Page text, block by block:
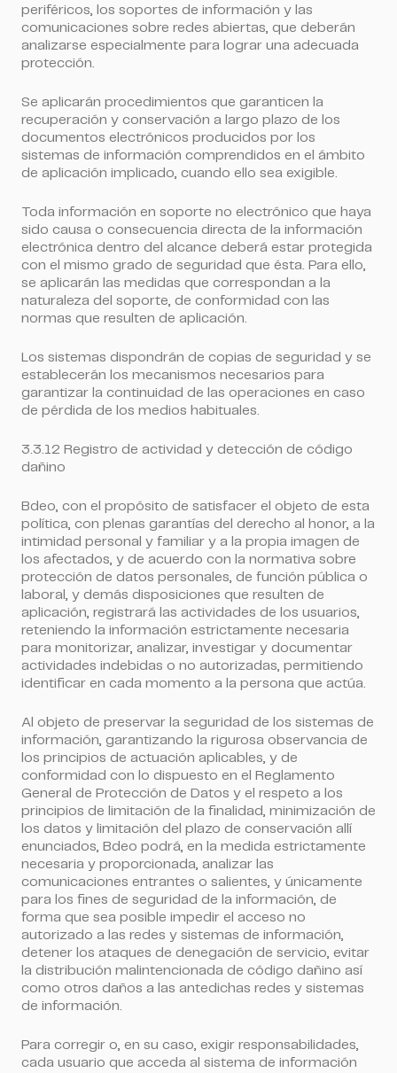
periféricos, los soportes de información y las
comunicaciones sobre redes abiertas, que deberán
analizarse especialmente para lograr una adecuada
protección.
Se aplicarán procedimientos que garanticen la
recuperación y conservación a largo plazo de los
documentos electrónicos producidos por los
sistemas de información comprendidos en el ámbito
de aplicación implicado, cuando ello sea exigible.
Toda información en soporte no electrónico que haya
sido causa o consecuencia directa de la información
electrónica dentro del alcance deberá estar protegida
con el mismo grado de seguridad que ésta. Para ello,
se aplicarán las medidas que correspondan a la
naturaleza del soporte, de conformidad con las
normas que resulten de aplicación.
Los sistemas dispondrán de copias de seguridad y se
establecerán los mecanismos necesarios para
garantizar la continuidad de las operaciones en caso
de pérdida de los medios habituales.
3.3.12 Registro de actividad y detección de código
dañino
Bdeo, con el propósito de satisfacer el objeto de esta
política, con plenas garantías del derecho al honor, a la
intimidad personal y familiar y a la propia imagen de
los afectados, y de acuerdo con la normativa sobre
protección de datos personales, de función pública o
laboral, y demás disposiciones que resulten de
aplicación, registrará las actividades de los usuarios,
reteniendo la información estrictamente necesaria
para monitorizar, analizar, investigar y documentar
actividades indebidas o no autorizadas, permitiendo
identificar en cada momento a la persona que actúa.
Al objeto de preservar la seguridad de los sistemas de
información, garantizando la rigurosa observancia de
los principios de actuación aplicables, y de
conformidad con lo dispuesto en el Reglamento
General de Protección de Datos y el respeto a los
principios de limitación de la finalidad, minimización de
los datos y limitación del plazo de conservación allí
enunciados, Bdeo podrá, en la medida estrictamente
necesaria y proporcionada, analizar las
comunicaciones entrantes o salientes, y únicamente
para los fines de seguridad de la información, de
forma que sea posible impedir el acceso no
autorizado a las redes y sistemas de información,
detener los ataques de denegación de servicio, evitar
la distribución malintencionada de código dañino así
como otros daños a las antedichas redes y sistemas
de información.
Para corregir o, en su caso, exigir responsabilidades,
cada usuario que acceda al sistema de información